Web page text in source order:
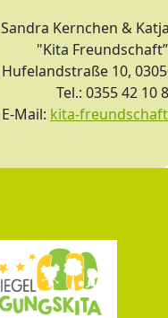
Sandra Kernchen &
"Kita
Hufelandstraße 10,
Tel.: 0355 42 10
Mail: kita-